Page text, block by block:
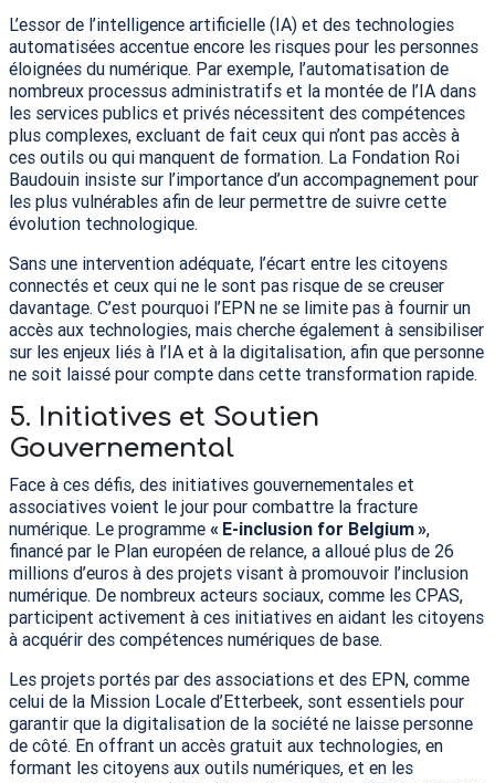
L’essor de l’intelligence artificielle (IA) et des technologies
automatisées accentue encore les risques pour les personnes
éloignées du numérique. Par exemple, l’automatisation de
nombreux processus administratifs et la montée de l’IA dans
les services publics et privés nécessitent des compétences
plus complexes, excluant de fait ceux qui n’ont pas accès à
ces outils ou qui manquent de formation. La Fondation Roi
Baudouin insiste sur l’importance d’un accompagnement pour
les plus vulnérables afin de leur permettre de suivre cette
évolution technologique​.
Sans une intervention adéquate, l’écart entre les citoyens
connectés et ceux qui ne le sont pas risque de se creuser
davantage. C’est pourquoi l’EPN ne se limite pas à fournir un
accès aux technologies, mais cherche également à sensibiliser
sur les enjeux liés à l’IA et à la digitalisation, afin que personne
ne soit laissé pour compte dans cette transformation rapide.
5. Initiatives et Soutien
Gouvernemental
Face à ces défis, des initiatives gouvernementales et
associatives voient le jour pour combattre la fracture
numérique. Le programme « E-inclusion for Belgium»,
financé par le Plan européen de relance, a alloué plus de 26
millions d’euros à des projets visant à promouvoir l’inclusion
numérique. De nombreux acteurs sociaux, comme les CPAS,
participent activement à ces initiatives en aidant les citoyens
à acquérir des compétences numériques de base.
Les projets portés par des associations et des EPN, comme
celui de la Mission Locale d’Etterbeek, sont essentiels pour
garantir que la digitalisation de la société ne laisse personne
de côté. En offrant un accès gratuit aux technologies, en
formant les citoyens aux outils numériques, et en les